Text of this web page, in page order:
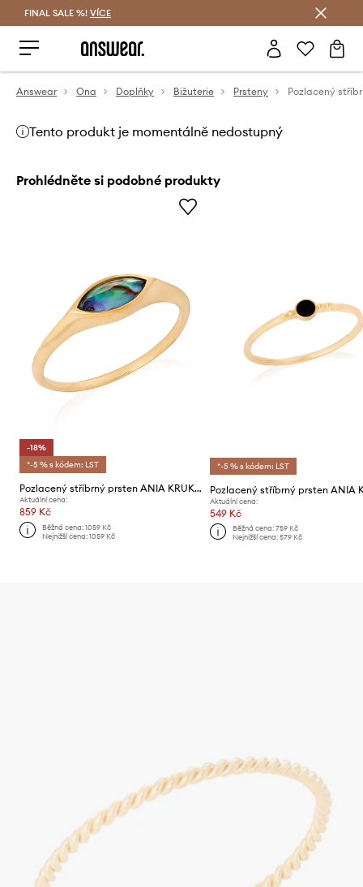
FINAL SALE %! VÍCE
Answear Ona Doplňky Bižuterie Prsteny
Tento produkt je momentálně nedostupný
Prohlédněte si podobné produkty
-18%
*-5 % s kódem: LST
Pozlacený stříbrný prsten ANIA KRUK VINTAGE
Aktuální cena:
859 Kč
Běžná cena:1059 Kč
Nejnižší cena:1059 Kč
*-5 % s kódem: LST
Aktuální cena:
549 Kč
Běžná cena: 759 Kč
Nejnižší cena: 579 Kč